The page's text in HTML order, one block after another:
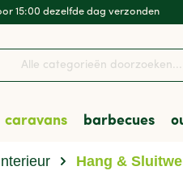
15:00 dezelfde dag verzonden
caravans barbecues
Hang &